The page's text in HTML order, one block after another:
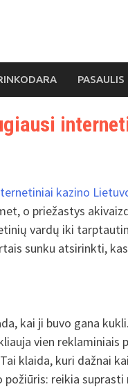
PASAULIS
kazino
o priežastys
vardų iki
sunku atsirinkti,
kai ji buvo gana
vien reklaminiais
klaida, kuri dažnai
reikia